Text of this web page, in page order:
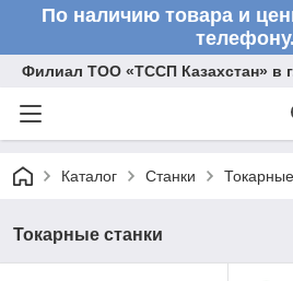
По наличию товара и
телефону.
Филиал ТОО «ТССП Казахстан» в
Каталог Станки
Токарные станки